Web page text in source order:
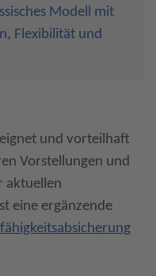
Modell mit
Flexibilität und
und vorteilhaft
Vorstellungen und
aktuellen
eine ergänzende